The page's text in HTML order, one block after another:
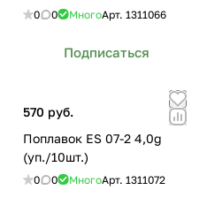
0 0 МногоАрт. 1311066
Подписаться
570 руб.
Поплавок ES 07-2 4,0g
(уп./10шт.)
0 0 МногоАрт. 1311072